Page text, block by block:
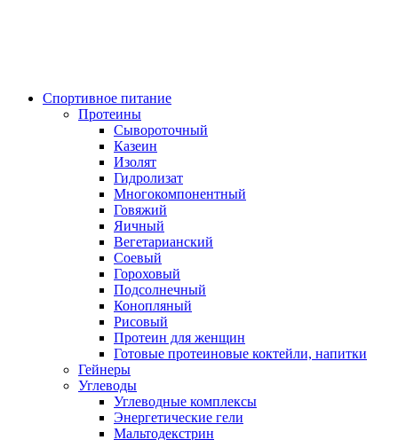
Спортивное питание
Протеины
Сывороточный
Казеин
Изолят
Гидролизат
Многокомпонентный
Говяжий
Яичный
Вегетарианский
Соевый
Гороховый
Подсолнечный
Конопляный
Рисовый
Протеин для женщин
Готовые протеиновые коктейли, напитки
Гейнеры
Углеводы
Углеводные комплексы
Энергетические гели
Мальтодекстрин